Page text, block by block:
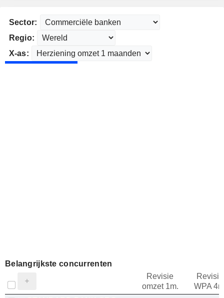
Sector:
Regio:
X-as:
Belangrijkste concurrenten
Revisie
omzet 1m.
Revisie
WPA